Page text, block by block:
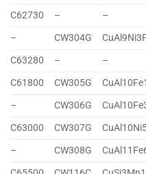
C62730
– –
–
CW304G
C63280
– –
C61800
CW305G CuAl10Fe1
–
CW306G
C63000
CW307G
–
CW308G